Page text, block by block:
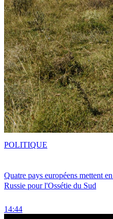
Quatre pays européens mettent
Russie pour l'Ossétie du Sud
14:44
POLITIQUE